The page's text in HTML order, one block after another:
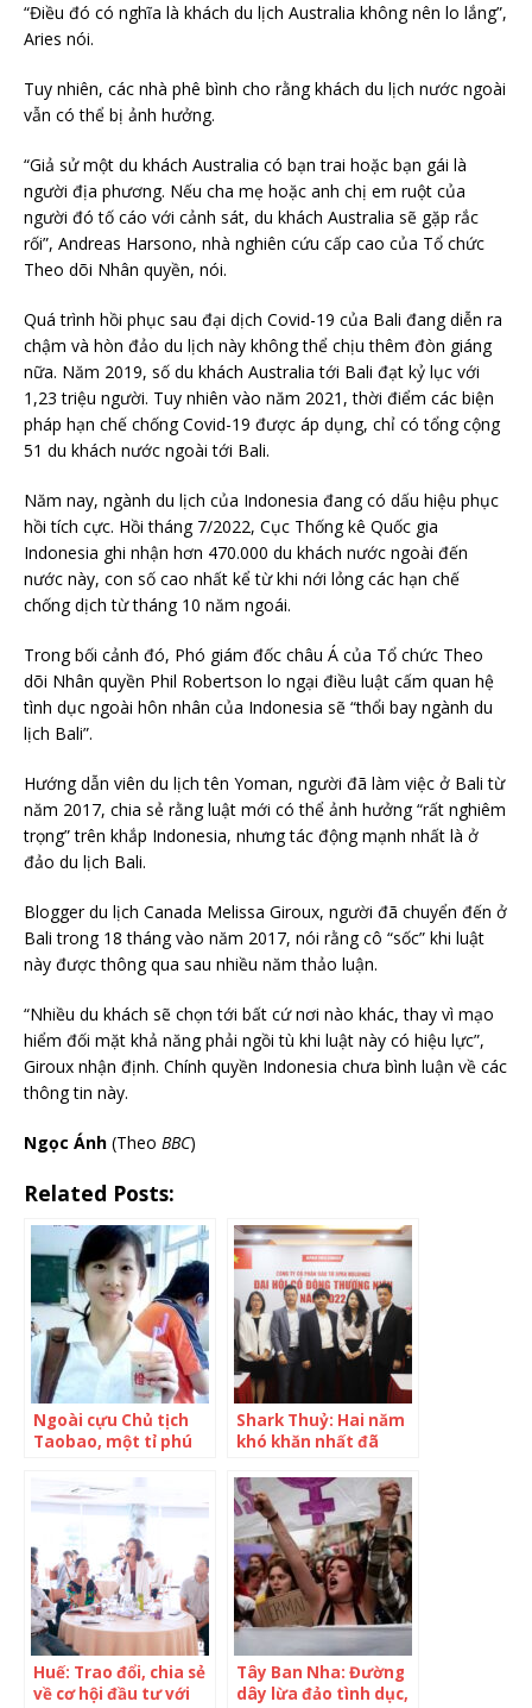
“Điều đó có nghĩa là khách du lịch Australia không nên lo lắng”,
Aries nói.
Tuy nhiên, các nhà phê bình cho rằng khách du lịch nước ngoài
vẫn có thể bị ảnh hưởng.
“Giả sử một du khách Australia có bạn trai hoặc bạn gái là
người địa phương. Nếu cha mẹ hoặc anh chị em ruột của
người đó tố cáo với cảnh sát, du khách Australia sẽ gặp rắc
rối”, Andreas Harsono, nhà nghiên cứu cấp cao của Tổ chức
Theo dõi Nhân quyền, nói.
Quá trình hồi phục sau đại dịch Covid-19 của Bali đang diễn ra
chậm và hòn đảo du lịch này không thể chịu thêm đòn giáng
nữa. Năm 2019, số du khách Australia tới Bali đạt kỷ lục với
1,23 triệu người. Tuy nhiên vào năm 2021, thời điểm các biện
pháp hạn chế chống Covid-19 được áp dụng, chỉ có tổng cộng
51 du khách nước ngoài tới Bali.
Năm nay, ngành du lịch của Indonesia đang có dấu hiệu phục
hồi tích cực. Hồi tháng 7/2022, Cục Thống kê Quốc gia
Indonesia ghi nhận hơn 470.000 du khách nước ngoài đến
nước này, con số cao nhất kể từ khi nới lỏng các hạn chế
chống dịch từ tháng 10 năm ngoái.
Trong bối cảnh đó, Phó giám đốc châu Á của Tổ chức Theo
dõi Nhân quyền Phil Robertson lo ngại điều luật cấm quan hệ
tình dục ngoài hôn nhân của Indonesia sẽ “thổi bay ngành du
lịch Bali”.
Hướng dẫn viên du lịch tên Yoman, người đã làm việc ở Bali từ
năm 2017, chia sẻ rằng luật mới có thể ảnh hưởng “rất nghiêm
trọng” trên khắp Indonesia, nhưng tác động mạnh nhất là ở
đảo du lịch Bali.
Blogger du lịch Canada Melissa Giroux, người đã chuyển đến ở
Bali trong 18 tháng vào năm 2017, nói rằng cô “sốc” khi luật
này được thông qua sau nhiều năm thảo luận.
“Nhiều du khách sẽ chọn tới bất cứ nơi nào khác, thay vì mạo
hiểm đối mặt khả năng phải ngồi tù khi luật này có hiệu lực”,
Giroux nhận định. Chính quyền Indonesia chưa bình luận về các
thông tin này.
Ngọc Ánh (Theo BBC)
Related Posts:
Ngoài cựu Chủ tịch
Taobao, một tỉ phú
tơi bời sự nghiệp vì
‘tiểu tam’: Bê bối
ngoại tình, tấn công
tình dục nhiều nữ
sinh, khiến công ty
lao dốc không phanh
Shark Thuỷ: Hai năm
khó khăn nhất đã
đầu tư mạnh bất
động sản giáo dục,
tham vọng xuất khẩu
sản phẩm giáo dục
Việt ra thế giới
Huế: Trao đổi, chia sẻ
về cơ hội đầu tư với
Tây Ban Nha: Đường
dây lừa đảo tình dục,